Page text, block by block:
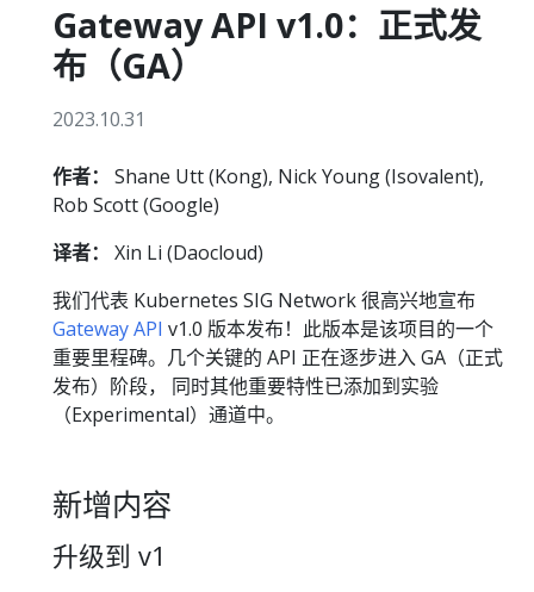
Gateway API v1.0：正式发
布（GA）
2023.10.31
作者：
Shane Utt (Kong), Nick Young (Isovalent),
Rob Scott (Google)
译者：
Xin Li (Daocloud)
我们代表 Kubernetes SIG Network 很高兴地宣布
Gateway API v1.0 版本发布！此版本是该项目的一个
重要里程碑。几个关键的 API 正在逐步进入 GA（正式
发布）阶段， 同时其他重要特性已添加到实验
（Experimental）通道中。
新增内容
升级到 v1